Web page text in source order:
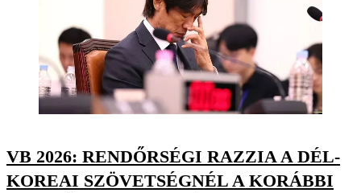
VB 2026: RENDŐRSÉGI RAZZIA A DÉL-
KOREAI SZÖVETSÉGNÉL A KORÁBBI